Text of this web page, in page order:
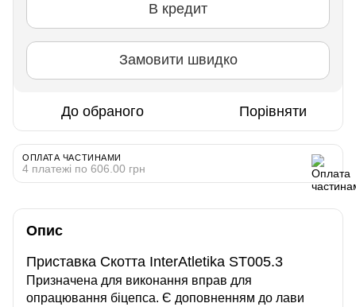
В кредит
Замовити швидко
До обраного Порівняти
ОПЛАТА ЧАСТИНАМИ
4 платежі по 606.00 грн
Опис
Приставка Скотта InterAtletika ST005.3
Призначена для виконання вправ для
опрацювання біцепса. Є доповненням до лави